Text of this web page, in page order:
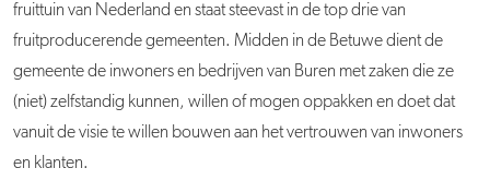
fruittuin van Nederland en staat steevast in de top drie van
fruitproducerende gemeenten. Midden in de Betuwe dient de
gemeente de inwoners en bedrijven van Buren met zaken die ze
(niet) zelfstandig kunnen, willen of mogen oppakken en doet dat
vanuit de visie te willen bouwen aan het vertrouwen van inwoners
en klanten.